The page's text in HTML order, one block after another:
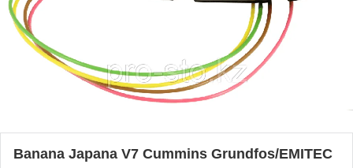
Banana Japana V7 Cummins Grundfos/EMITEC